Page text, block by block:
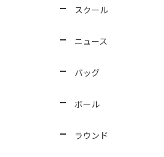
スクール
ニュース
バッグ
ボール
ラウンド